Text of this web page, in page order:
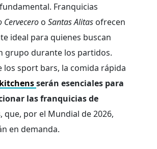
Franquicias
Cervecero o Santas Alitas ofrecen
ideal para quienes buscan
grupo durante los partidos.
los sport bars, la comida rápida
serán esenciales para
las franquicias de
, que, por el Mundial de 2026,
en demanda.